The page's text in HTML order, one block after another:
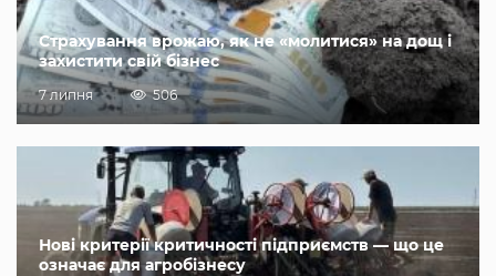
Страхування врожаю, як не «молитися» на дощ і
захистити свій бізнес
7 липня 506
Нові критерії критичності підприємств — що це
означає для агробізнесу